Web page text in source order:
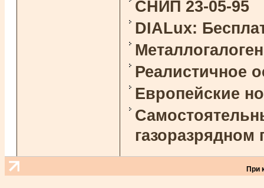
СНИП 23-05-95
DIALux:
Реалистичное
Европейские
При